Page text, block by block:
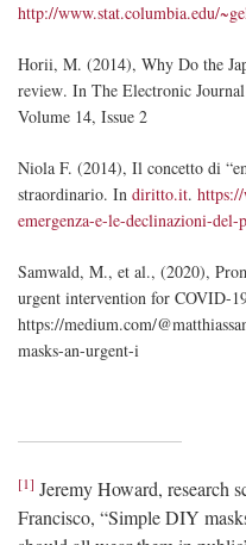
http://www.stat.columbia.edu/
Horii, M. (2014), Why Do the
review. In The Electronic
Volume 14, Issue 2
Niola F. (2014), Il concetto di “
straordinario. In diritto.it.
emergenza-e-le-declinazioni-
Samwald, M., et al., (2020),
urgent intervention for COVID-
https://medium.com/
masks-an-urgent-i
[1] Jeremy Howard, research
Francisco, “Simple DIY